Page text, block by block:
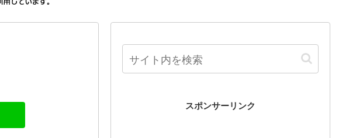
スポンサーリンク